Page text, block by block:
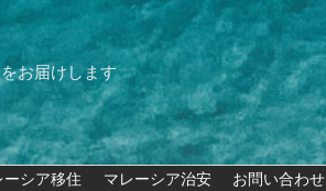
お届けします
ーシア移住 マレーシア治安 お問い合わせ